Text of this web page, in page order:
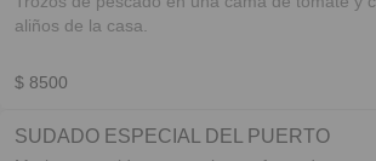
aliños de la casa.
$ 8500
SUDADO ESPECIAL DEL PUERTO